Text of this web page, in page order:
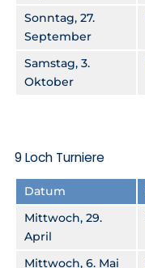
Sonntag, 27.
September
Samstag, 3.
Oktober
9 Loch Turniere
Datum
Mittwoch, 29.
April
Mittwoch, 6. Mai